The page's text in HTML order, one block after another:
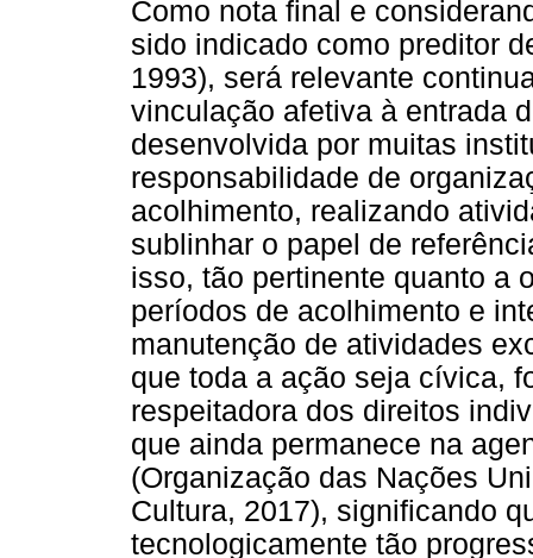
Como nota final e
sido indicado como preditor
1993), será relevante
vinculação afetiva à entrada
desenvolvida por muitas
responsabilidade de
acolhimento, realizando
sublinhar o papel de
isso, tão pertinente quanto a
períodos de acolhimento e
manutenção de atividades
que toda a ação seja cívica,
respeitadora dos direitos
que ainda permanece na
(Organização das Nações
Cultura, 2017), significando
tecnologicamente tão